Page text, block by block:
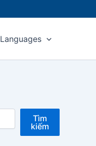
Languages
Tìm
kiếm